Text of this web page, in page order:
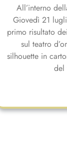
All’interno
Giovedì 21
primo risultato
sul teatro
silhouette in
del